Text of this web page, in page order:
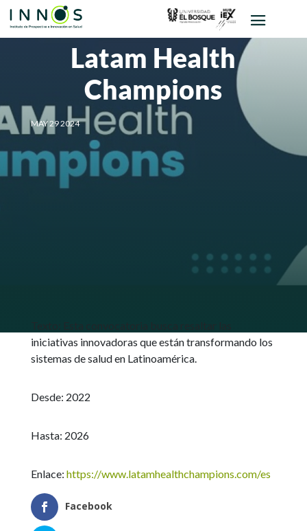
Latam Health
Champions
MAY 29 2024
iniciativas innovadoras que están transformando los
sistemas de salud en Latinoamérica.
Desde: 2022
Hasta: 2026
Enlace: https://www.latamhealthchampions.com/es
Facebook